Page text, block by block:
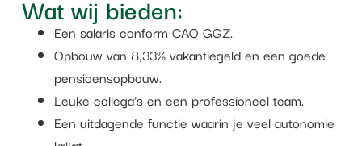
Wat wij bieden:
Een salaris conform CAO GGZ.
Opbouw van 8,33% vakantiegeld en een goede
pensioensopbouw.
Leuke collega’s en een professioneel team.
Een uitdagende functie waarin je veel autonomie